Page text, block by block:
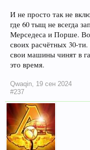
И не просто так не
где 60 тыщ не всегда
Мерседеса и Порше.
своих расчётных 30-
свои машины чинят в
это время.
Qwaqin, 19 сен 2024
#237